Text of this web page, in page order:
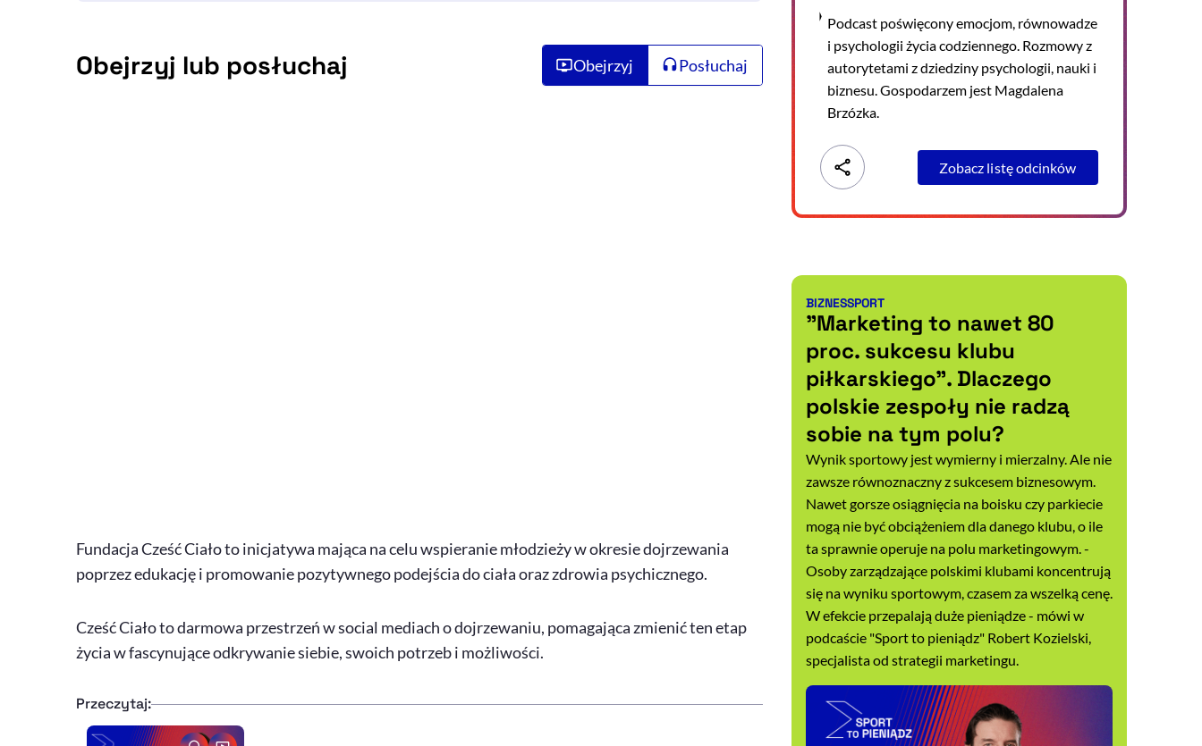
Obejrzyj lub posłuchaj Obejrzyj Posłuchaj
Fundacja Cześć Ciało to inicjatywa mająca na celu wspieranie młodzieży w okresie dojrzewania
poprzez edukację i promowanie pozytywnego podejścia do ciała oraz zdrowia psychicznego.
Cześć Ciało to darmowa przestrzeń w social mediach o dojrzewaniu, pomagająca zmienić ten etap
życia w fascynujące odkrywanie siebie, swoich potrzeb i możliwości.
Przeczytaj:
Podcast poświęcony emocjom, równowadze
i psychologii życia codziennego. Rozmowy z
autorytetami z dziedziny psychologii, nauki i
biznesu. Gospodarzem jest Magdalena
Brzózka.
Zobacz listę odcinków
Kategorie artykułu:
BIZNESSPORT
"Marketing to nawet 80
proc. sukcesu klubu
piłkarskiego". Dlaczego
polskie zespoły nie radzą
sobie na tym polu?
Wynik sportowy jest wymierny i mierzalny. Ale nie
zawsze równoznaczny z sukcesem biznesowym.
Nawet gorsze osiągnięcia na boisku czy parkiecie
mogą nie być obciążeniem dla danego klubu, o ile
ta sprawnie operuje na polu marketingowym. -
Osoby zarządzające polskimi klubami koncentrują
się na wyniku sportowym, czasem za wszelką cenę.
W efekcie przepalają duże pieniądze - mówi w
podcaście "Sport to pieniądz" Robert Kozielski,
specjalista od strategii marketingu.